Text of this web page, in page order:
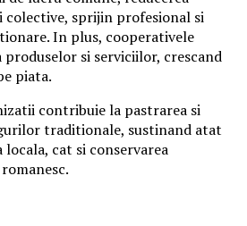
sprijin profesional si
In plus, cooperativele
si serviciilor, crescand
piata.
contribuie la pastrarea si
traditionale, sustinand atat
cat si conservarea